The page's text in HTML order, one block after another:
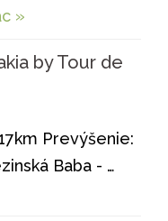
»
by Tour de
Prevýšenie:
Baba - …